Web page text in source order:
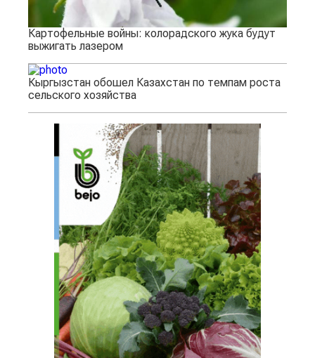
Картофельные войны: колорадского жука будут
выжигать лазером
Кыргызстан обошел Казахстан по темпам роста
сельского хозяйства